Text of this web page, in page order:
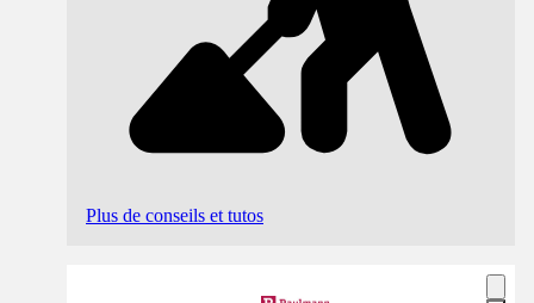
Plus de conseils et tutos